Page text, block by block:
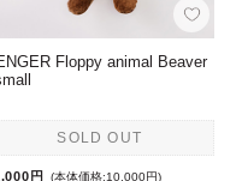
Floppy animal Beaver
SOLD OUT
円 (本体価格:10,000円)